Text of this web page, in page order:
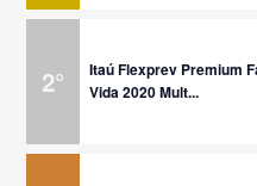
2°
Itaú Flexprev Premium
Vida 2020 Mult...